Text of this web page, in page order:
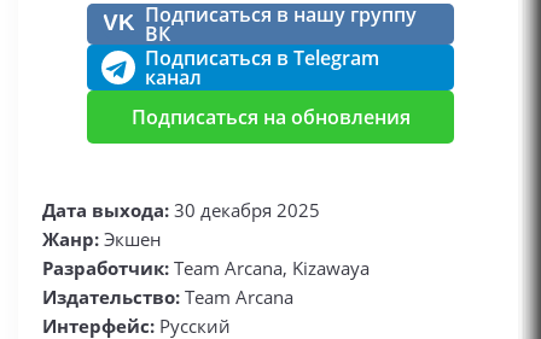
VK Подписаться в нашу группу
ВК
Подписаться в Telegram
канал
Подписаться на обновления
Дата выхода: 30 декабря 2025
Жанр: Экшен
Разработчик: Team Arcana, Kizawaya
Издательство: Team Arcana
Интерфейс: Русский